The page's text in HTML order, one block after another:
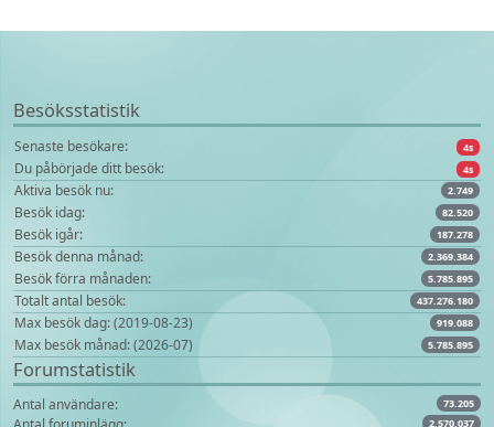
Besöksstatistik
Senaste besökare: 4s
Du påbörjade ditt besök: 4s
Aktiva besök nu: 2.749
Besök idag: 82.520
Besök igår: 187.278
Besök denna månad: 2.369.384
Besök förra månaden: 5.785.895
Totalt antal besök: 437.276.180
Max besök dag: (2019-08-23) 919.088
Max besök månad: (2026-07) 5.785.895
Forumstatistik
Antal användare: 73.205
2.570.037